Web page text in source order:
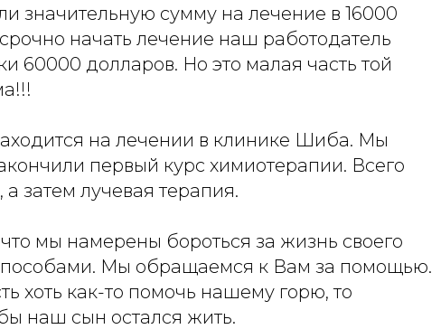
значительную сумму на лечение в 16000
начать лечение наш работодатель
60000 долларов. Но это малая часть той
на лечении в клинике Шиба. Мы
первый курс химиотерапии. Всего
затем лучевая терапия.
мы намерены бороться за жизнь своего
Мы обращаемся к Вам за помощью.
хоть как-то помочь нашему горю, то
наш сын остался жить.